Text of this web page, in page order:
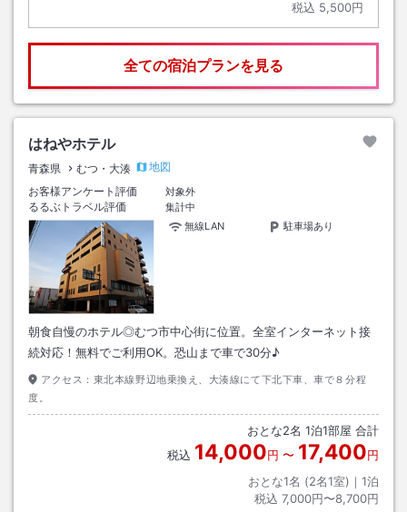
税込 5,500円
全ての宿泊プランを見る
はねやホテル
青森県 むつ・大湊
地図
お客様アンケート評価
対象外
るるぶトラベル評価
集計中
無線LAN
駐車場あり
朝食自慢のホテル◎むつ市中心街に位置。全室インターネット接
続対応！無料でご利用OK。恐山まで車で30分♪
アクセス： 東北本線野辺地乗換え、大湊線にて下北下車、車で８分程
度。
おとな2名 1泊1部屋 合計
税込 14,000円 〜 17,400円
おとな1名 (2名1室)｜ 1泊
税込 7,000円〜8,700円